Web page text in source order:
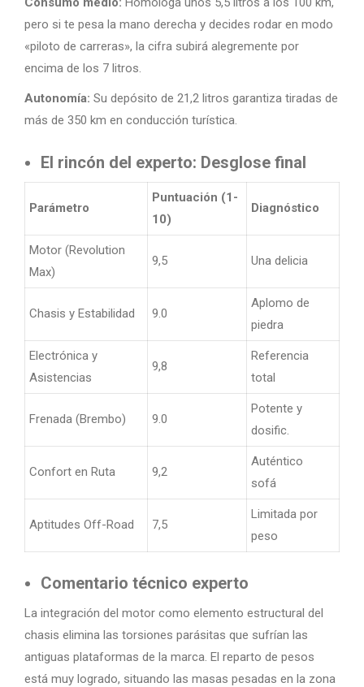
pero si te pesa la mano derecha y decides rodar en modo
«piloto de carreras», la cifra subirá alegremente por
encima de los 7 litros.
Autonomía: Su depósito de 21,2 litros garantiza tiradas de
más de 350 km en conducción turística.
El rincón del experto: Desglose final
Parámetro
Puntuación (1-
10)
Diagnóstico
Motor (Revolution
Max)
9,5 Una delicia
Chasis y Estabilidad 9.0
Aplomo de
piedra
Electrónica y
Asistencias
9,8
Referencia
total
Frenada (Brembo) 9.0
Potente y
dosific.
Confort en Ruta 9,2
Auténtico
sofá
Aptitudes Off-Road 7,5
Limitada por
peso
Comentario técnico experto
La integración del motor como elemento estructural del
chasis elimina las torsiones parásitas que sufrían las
antiguas plataformas de la marca. El reparto de pesos
está muy logrado, situando las masas pesadas en la zona